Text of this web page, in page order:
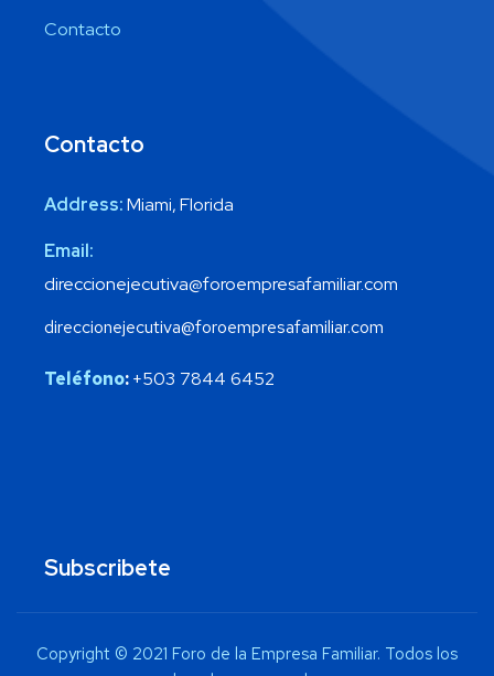
Contacto
Contacto
Address:Miami, Florida
Email:
direccionejecutiva@foroempresafamiliar.com
direccionejecutiva@foroempresafamiliar.com
Teléfono:+503 7844 6452
Subscribete
Copyright © 2021 Foro de la Empresa Familiar. Todos los